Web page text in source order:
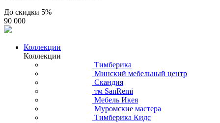
До скидки 5%
90 000
Коллекции
Коллекции
Тимберика
Минский мебельный центр
Скандия
тм SanRemi
Мебель Икея
Муромские мастера
Тимберика Кидс